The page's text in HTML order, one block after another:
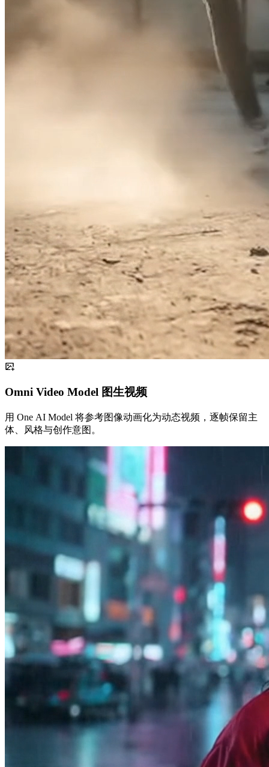
Omni Video Model 图生视频
用 One AI Model 将参考图像动画化为动态视频，逐帧保留主
体、风格与创作意图。